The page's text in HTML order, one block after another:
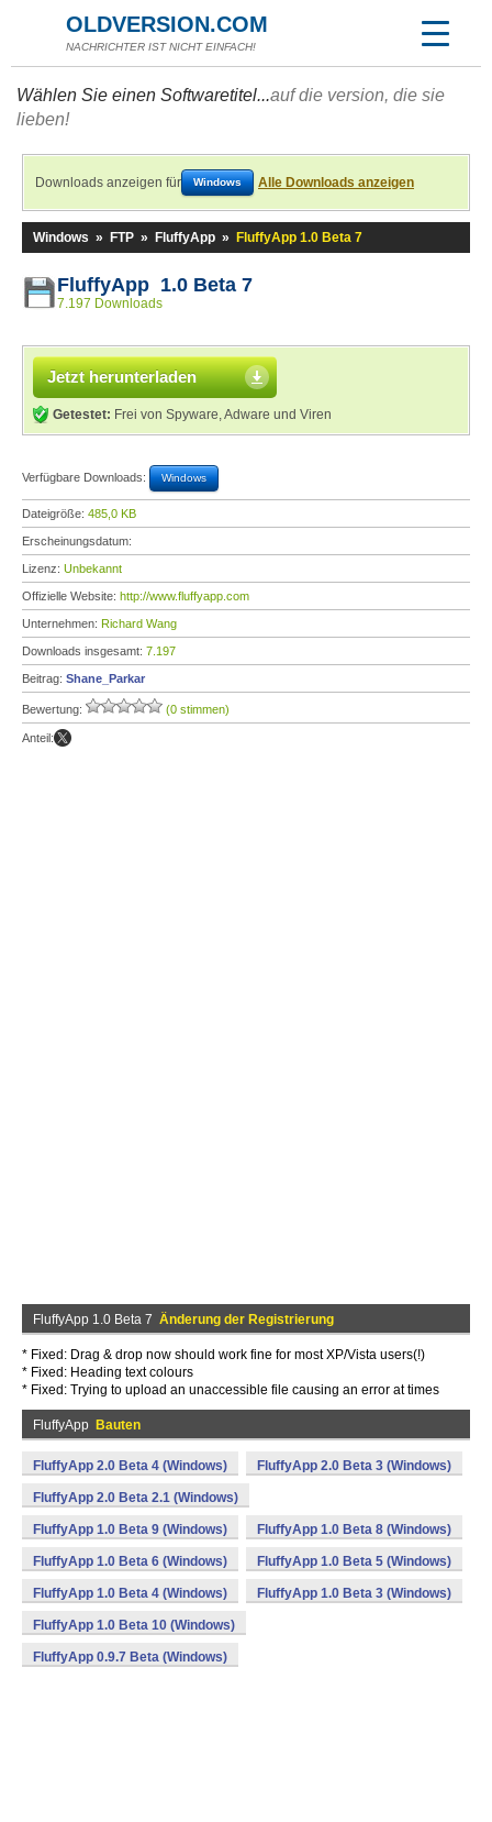
OLDVERSION.COM
NACHRICHTER IST NICHT EINFACH!
Wählen Sie einen Softwaretitel...auf die version, die sie
lieben!
Downloads anzeigen für Windows Alle Downloads anzeigen
Windows » FTP » FluffyApp » FluffyApp 1.0 Beta 7
FluffyApp 1.0 Beta 7
7.197 Downloads
Jetzt herunterladen
Getestet: Frei von Spyware, Adware und Viren
Verfügbare Downloads: Windows
Dateigröße: 485,0 KB
Erscheinungsdatum:
Lizenz: Unbekannt
Offizielle Website: http://www.fluffyapp.com
Unternehmen: Richard Wang
Downloads insgesamt: 7.197
Beitrag: Shane_Parkar
Bewertung: (0 stimmen)
Anteil:
FluffyApp 1.0 Beta 7 Änderung der Registrierung
* Fixed: Drag & drop now should work fine for most XP/Vista users(!)
* Fixed: Heading text colours
* Fixed: Trying to upload an unaccessible file causing an error at times
FluffyApp Bauten
FluffyApp 2.0 Beta 4 (Windows) FluffyApp 2.0 Beta 3 (Windows)
FluffyApp 2.0 Beta 2.1 (Windows)
FluffyApp 1.0 Beta 9 (Windows) FluffyApp 1.0 Beta 8 (Windows)
FluffyApp 1.0 Beta 6 (Windows) FluffyApp 1.0 Beta 5 (Windows)
FluffyApp 1.0 Beta 4 (Windows) FluffyApp 1.0 Beta 3 (Windows)
FluffyApp 1.0 Beta 10 (Windows)
FluffyApp 0.9.7 Beta (Windows)